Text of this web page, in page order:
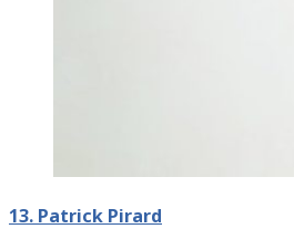
13. Patrick Pirard